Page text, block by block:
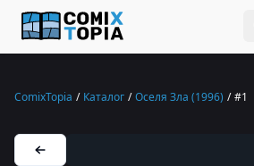
ComixTopia / Каталог / Оселя Зла (1996) / #1